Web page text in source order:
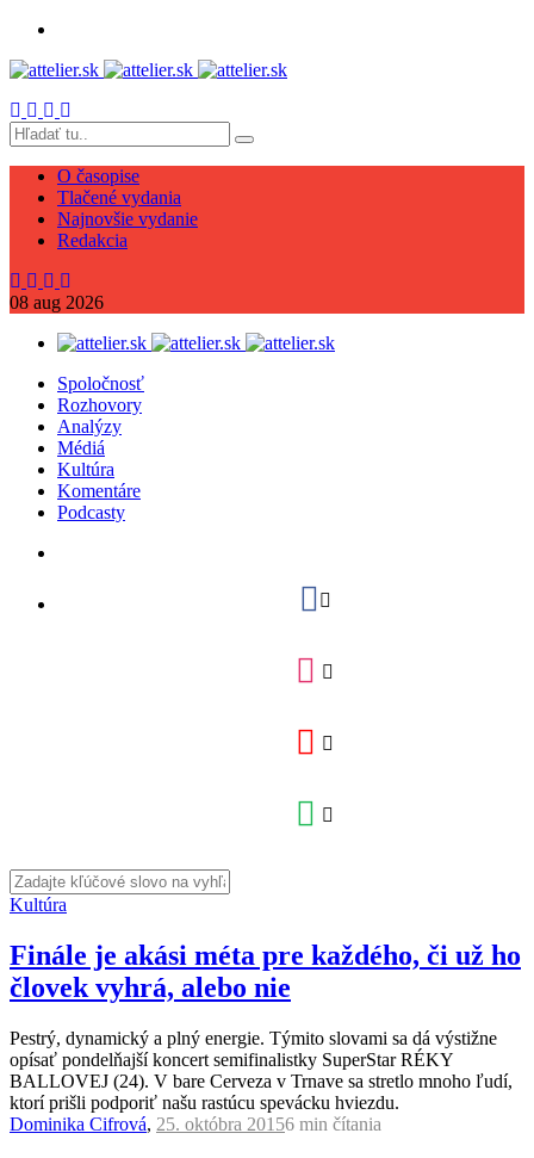
O časopise
Tlačené vydania
Najnovšie vydanie
Redakcia
08 aug 2026
Spoločnosť
Rozhovory
Analýzy
Médiá
Kultúra
Komentáre
Podcasty
Kultúra
Finále je akási méta pre každého, či už ho
človek vyhrá, alebo nie
Pestrý, dynamický a plný energie. Týmito slovami sa dá výstižne
opísať pondelňajší koncert semifinalistky SuperStar RÉKY
BALLOVEJ (24). V bare Cerveza v Trnave sa stretlo mnoho ľudí,
ktorí prišli podporiť našu rastúcu spevácku hviezdu.
Dominika Cifrová, 25. októbra 20156 min čítania